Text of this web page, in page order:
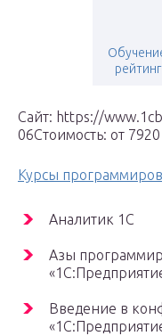
Сайт: https://
06Стоимость: от
Курсы
Аналитик 1С
Азы
Введение в